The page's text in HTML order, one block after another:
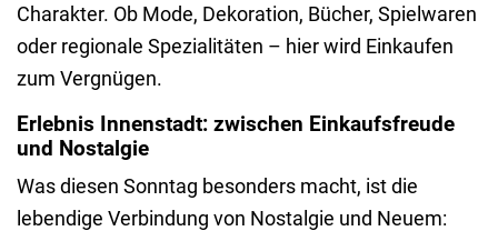
Charakter. Ob Mode, Dekoration, Bücher, Spielwaren
oder regionale Spezialitäten – hier wird Einkaufen
zum Vergnügen.
Erlebnis Innenstadt: zwischen Einkaufsfreude
und Nostalgie
Was diesen Sonntag besonders macht, ist die
lebendige Verbindung von Nostalgie und Neuem: